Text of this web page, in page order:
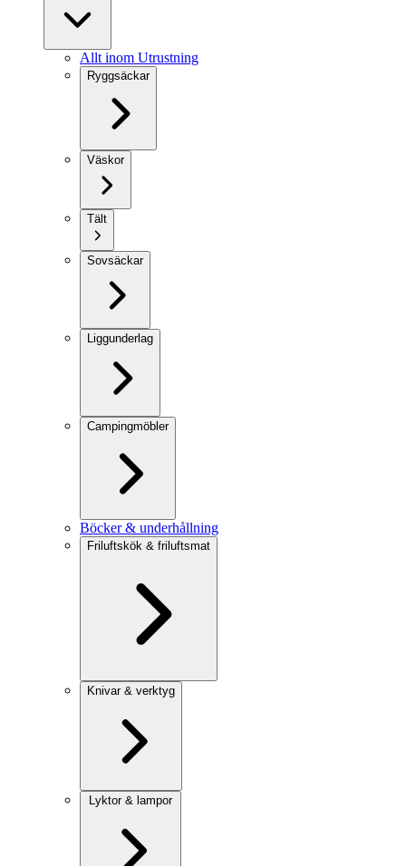
Allt inom Utrustning
Ryggsäckar
Väskor
Tält
Sovsäckar
Liggunderlag
Campingmöbler
Böcker & underhållning
Friluftskök & friluftsmat
Knivar & verktyg
Lyktor & lampor